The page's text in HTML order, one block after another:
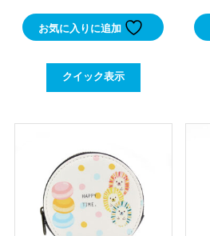
お気に入りに追加
クイック表示